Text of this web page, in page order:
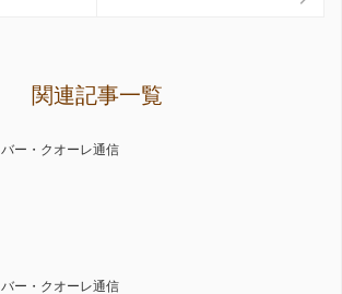
関連記事一覧
バー・クオーレ通信
バー・クオーレ通信